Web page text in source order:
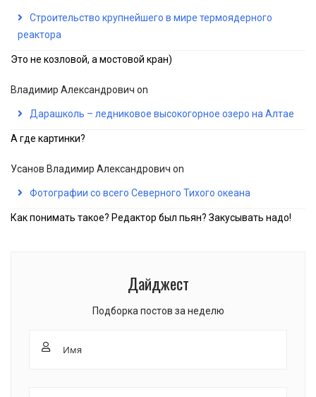
Строительство крупнейшего в мире термоядерного
реактора
Это не козловой, а мостовой кран)
Владимир Александрович on
Дарашколь – ледниковое высокогорное озеро на Алтае
А где картинки?
Усанов Владимир Александрович on
Фотографии со всего Северного Тихого океана
Как понимать такое? Редактор был пьян? Закусывать надо!
Дайджест
Подборка постов за неделю